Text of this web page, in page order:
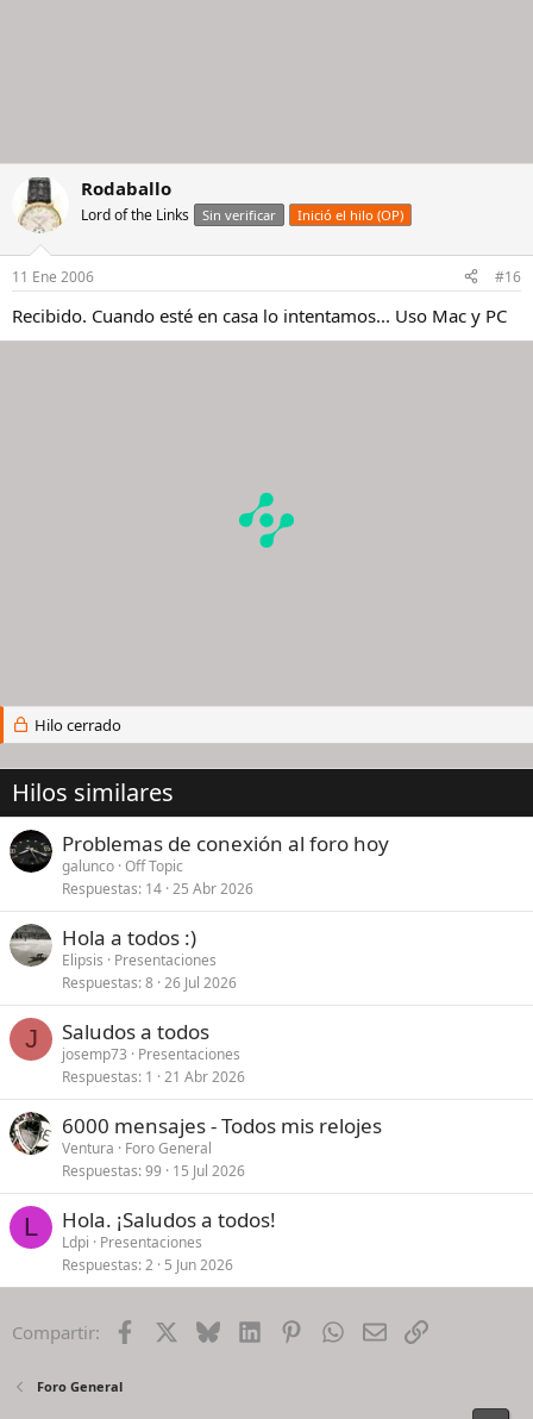
Rodaballo
Lord of the Links Sin verificar Inició el hilo (OP)
11 Ene 2006 #16
Recibido. Cuando esté en casa lo intentamos... Uso Mac y PC
Hilo cerrado
Hilos similares
Problemas de conexión al foro hoy
galunco Off Topic
Respuestas 14 25 Abr 2026
Hola a todos :)
Elipsis
Presentaciones
Respuestas 8 26 Jul 2026
J Saludos a todos
josemp73
Presentaciones
Respuestas 1 21 Abr 2026
6000 mensajes - Todos mis relojes
Ventura
Foro General
Respuestas 99 15 Jul 2026
L Hola. ¡Saludos a todos!
Ldpi
Presentaciones
Respuestas 2 5 Jun 2026
Compartir: Facebook BlueskyLinkedInPinterestWhatsApp
EmailEnlace
Foro General